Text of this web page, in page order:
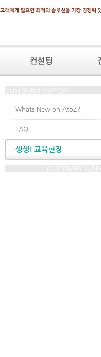
Whats New on AtoZ?
FAQ
생생! 교육현장